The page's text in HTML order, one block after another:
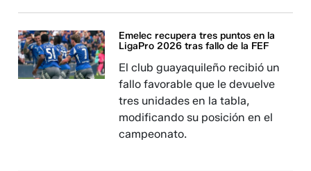
Emelec recupera tres puntos en la
LigaPro 2026 tras fallo de la FEF
El club guayaquileño recibió un
fallo favorable que le devuelve
tres unidades en la tabla,
modificando su posición en el
campeonato.